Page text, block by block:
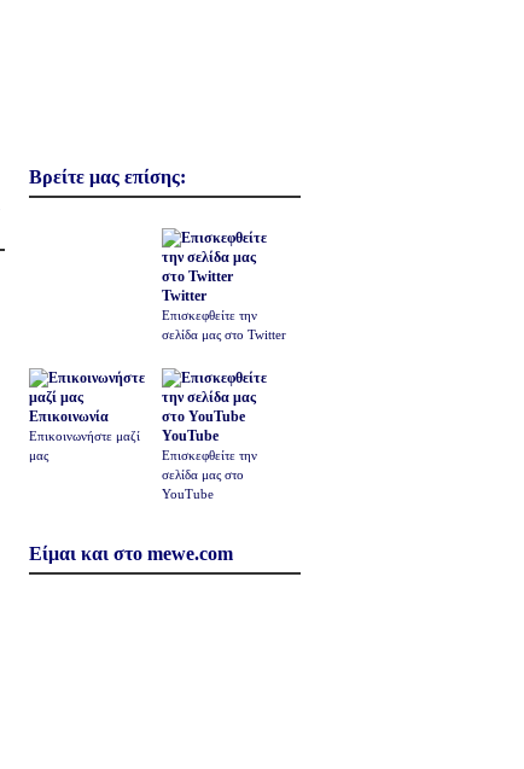
Βρείτε μας επίσης:
Twitter
Επισκεφθείτε την
σελίδα μας στο Twitter
Επικοινωνία
Επικοινωνήστε μαζί
μας
YouTube
Επισκεφθείτε την
σελίδα μας στο
YouTube
Είμαι και στο mewe.com